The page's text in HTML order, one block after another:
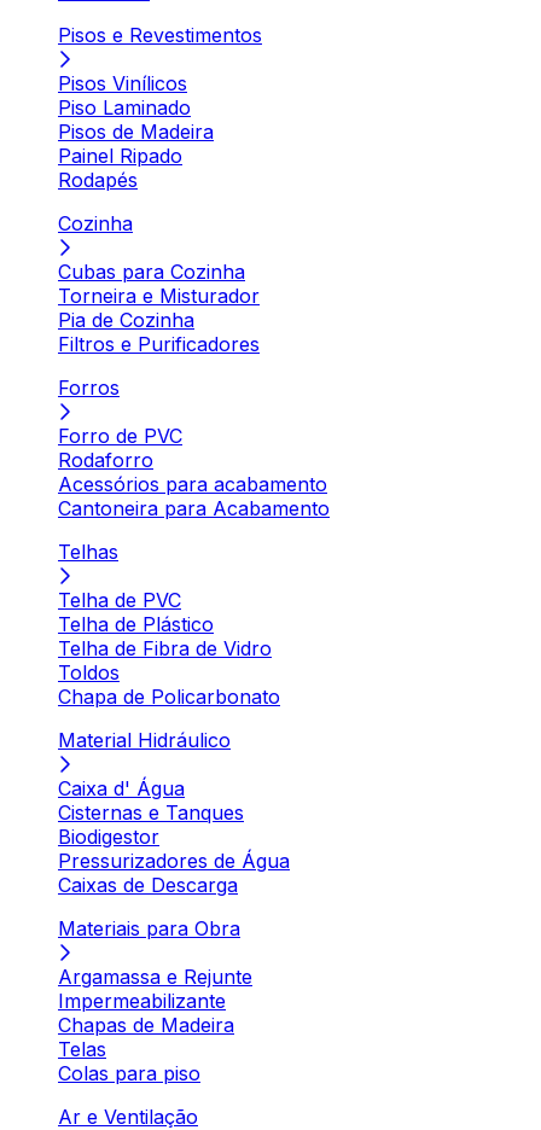
Pisos e Revestimentos
Pisos Vinílicos
Piso Laminado
Pisos de Madeira
Painel Ripado
Rodapés
Cozinha
Cubas para Cozinha
Torneira e Misturador
Pia de Cozinha
Filtros e Purificadores
Forros
Forro de PVC
Rodaforro
Acessórios para acabamento
Cantoneira para Acabamento
Telhas
Telha de PVC
Telha de Plástico
Telha de Fibra de Vidro
Toldos
Chapa de Policarbonato
Material Hidráulico
Caixa d' Água
Cisternas e Tanques
Biodigestor
Pressurizadores de Água
Caixas de Descarga
Materiais para Obra
Argamassa e Rejunte
Impermeabilizante
Chapas de Madeira
Telas
Colas para piso
Ar e Ventilação